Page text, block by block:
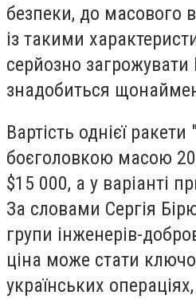
безпеки, до масового
із такими
серйозно загрожувати
знадобиться
Вартість однієї
боєголовкою масою
$15 000, а у варіанті
За словами Сергія
групи інженерів-
ціна може стати
українських